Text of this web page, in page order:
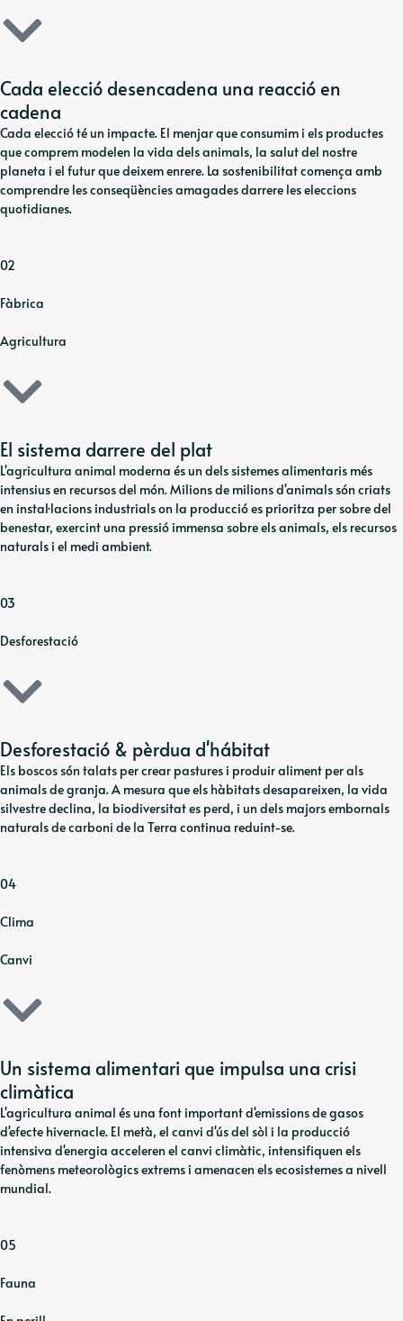
Cada elecció desencadena una reacció en
cadena
Cada elecció té un impacte. El menjar que consumim i els productes
que comprem modelen la vida dels animals, la salut del nostre
planeta i el futur que deixem enrere. La sostenibilitat comença amb
comprendre les conseqüències amagades darrere les eleccions
quotidianes.
02
Fàbrica
Agricultura
El sistema darrere del plat
L'agricultura animal moderna és un dels sistemes alimentaris més
intensius en recursos del món. Milions de milions d'animals són criats
en instal·lacions industrials on la producció es prioritza per sobre del
benestar, exercint una pressió immensa sobre els animals, els recursos
naturals i el medi ambient.
03
Desforestació
Desforestació & pèrdua d'hábitat
Els boscos són talats per crear pastures i produir aliment per als
animals de granja. A mesura que els hàbitats desapareixen, la vida
silvestre declina, la biodiversitat es perd, i un dels majors embornals
naturals de carboni de la Terra continua reduint-se.
04
Clima
Canvi
Un sistema alimentari que impulsa una crisi
climàtica
L'agricultura animal és una font important d'emissions de gasos
d'efecte hivernacle. El metà, el canvi d'ús del sòl i la producció
intensiva d'energia acceleren el canvi climàtic, intensifiquen els
fenòmens meteorològics extrems i amenacen els ecosistemes a nivell
mundial.
05
Fauna